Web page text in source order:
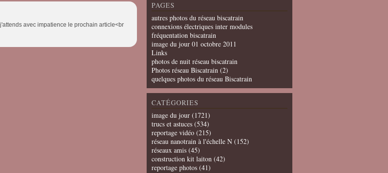
avec impatience le prochain article<br
PAGES
autres photos du réseau biscatrain
connexions électriques inter modules
fréquentation biscatrain
image du jour 01 octobre 2011
Links
photos de nuit réseau biscatrain
Photos réseau Biscatrain (2)
quelques photos du réseau Biscatrain
CATÉGORIES
image du jour (1721)
trucs et astuces (534)
reportage vidéo (215)
réseau nanotrain à l'échelle N (152)
réseaux amis (45)
construction kit laiton (42)
reportage photos (41)